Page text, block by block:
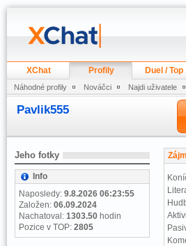
XChat Profily Duel / Top
Náhodné profily Nováčci Najdi uživatele
Pavlik555
Jeho fotky
Info
Naposledy: 9.8.2026 06:23:55
Založen: 06.09.2024
Nachatoval: 1303.50 hodin
Pozice v TOP: 2805